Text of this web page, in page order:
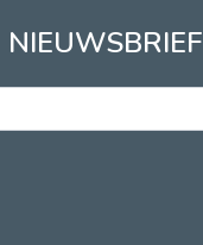
NIEUWSBRIEF